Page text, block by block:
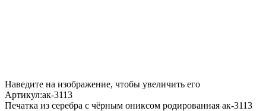
Наведите на изображение, чтобы увеличить его
Артикул:ак-3113
Печатка из серебра с чёрным ониксом родированная ак-3113